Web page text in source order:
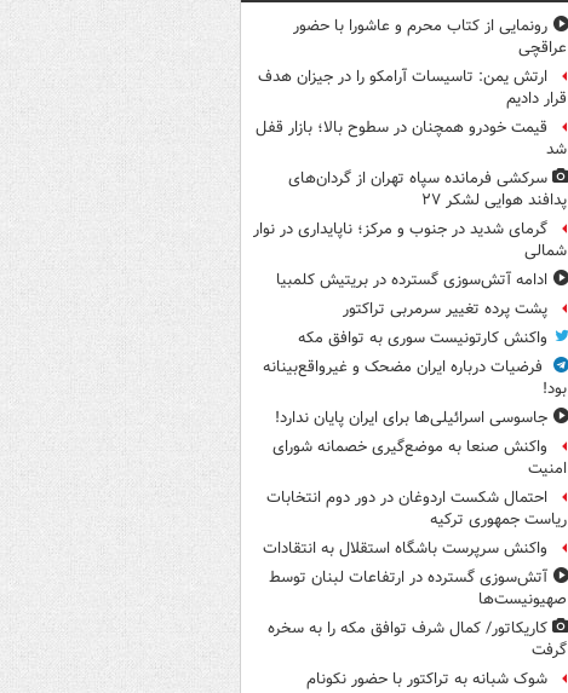
رونمایی از کتاب محرم و عاشورا با حضور
عراقچی
ارتش یمن: تاسیسات آرامکو را در جیزان هدف
قرار دادیم
قیمت خودرو همچنان در سطوح بالا؛ بازار قفل
شد
سرکشی فرمانده سپاه تهران از گردان‌های
پدافند هوایی لشکر ۲۷
گرمای شدید در جنوب و مرکز؛ ناپایداری در نوار
شمالی
ادامه آتش‌سوزی گسترده در بریتیش کلمبیا
پشت پرده تغییر سرمربی تراکتور
واکنش کارتونیست سوری به توافق مکه
فرضیات درباره ایران مضحک و غیرواقع‌بینانه
بود!
جاسوسی اسرائیلی‌ها برای ایران پایان ندارد!
واکنش صنعا به موضع‌گیری خصمانه شورای
امنیت
احتمال شکست اردوغان در دور دوم انتخابات
ریاست جمهوری ترکیه
واکنش سرپرست باشگاه استقلال به انتقادات
آتش‌سوزی گسترده در ارتفاعات لبنان توسط
صهیونیست‌ها
کاریکاتور/ کمال شرف توافق مکه را به سخره
گرفت
شوک شبانه به تراکتور با حضور نکونام